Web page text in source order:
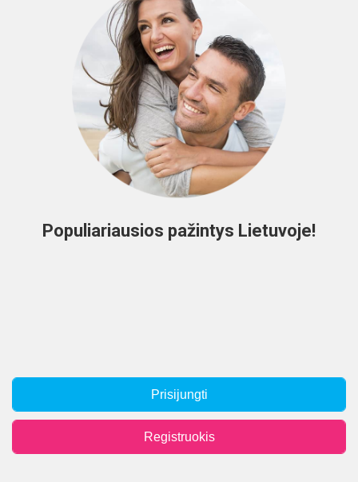
Populiariausios pažintys Lietuvoje!
Prisijungti
Registruokis